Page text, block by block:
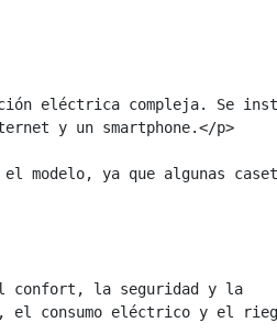
eléctrica compleja. Se
y un smartphone.</p>
modelo, ya que algunas
confort, la seguridad y la
el consumo eléctrico y el